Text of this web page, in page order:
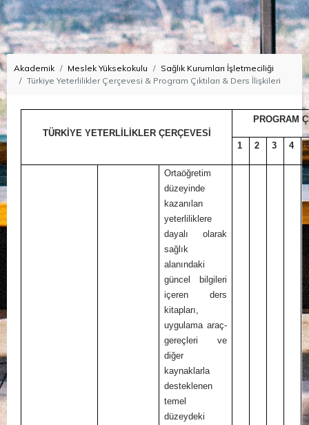
Akademik Meslek Yüksekokulu
Sağlık Kurumları İşletmeciliği
Türkiye Yeterlilikler Çerçevesi & Program Çıktıları & Ders İlişkileri
TÜRKİYE YETERLİLİKLER ÇERÇEVESİ
PROGRAM
1 2 3 4
Ortaöğretim
düzeyinde
kazanılan
yeterliliklere
dayalı olarak
sağlık
alanındaki
güncel bilgileri
içeren ders
kitapları,
uygulama araç-
gereçleri ve
diğer
kaynaklarla
desteklenen
temel
düzeydeki